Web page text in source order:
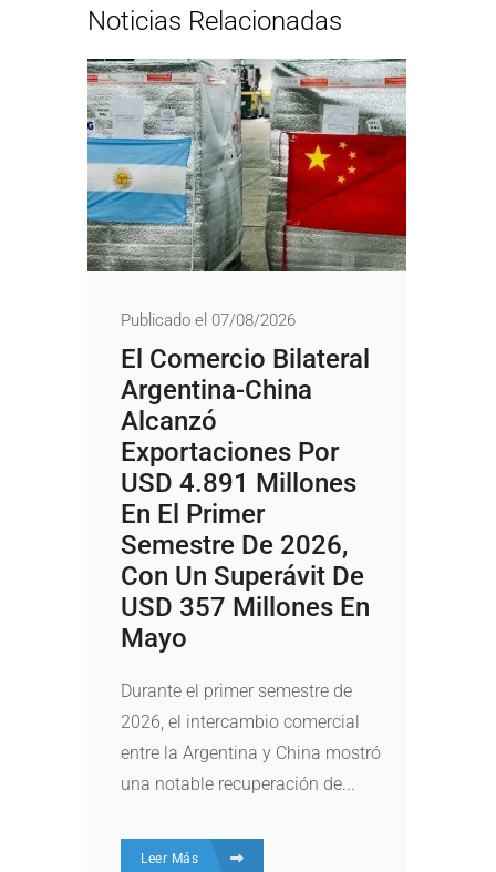
Noticias Relacionadas
Publicado el 07/08/2026
El Comercio Bilateral
Argentina-China
Alcanzó
Exportaciones Por
USD 4.891 Millones
En El Primer
Semestre De 2026,
Con Un Superávit De
USD 357 Millones En
Mayo
Durante el primer semestre de
2026, el intercambio comercial
entre la Argentina y China mostró
una notable recuperación de...
Leer Más